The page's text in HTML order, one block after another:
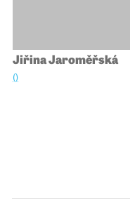
Jiřina Jaroměřská
()